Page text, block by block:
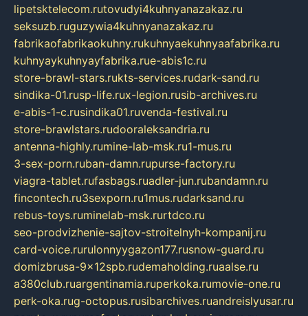
lipetsktelecom.rutovudyi4kuhnyanazakaz.ru
seksuzb.ruguzywia4kuhnyanazakaz.ru
fabrikaofabrikaokuhny.rukuhnyaekuhnyaafabrika.ru
kuhnyaykuhnyayfabrika.rue-abis1c.ru
store-brawl-stars.rukts-services.rudark-sand.ru
sindika-01.rusp-life.rux-legion.rusib-archives.ru
e-abis-1-c.rusindika01.ruvenda-festival.ru
store-brawlstars.rudooraleksandria.ru
antenna-highly.rumine-lab-msk.ru1-mus.ru
3-sex-porn.ruban-damn.rupurse-factory.ru
viagra-tablet.rufasbags.ruadler-jun.rubandamn.ru
fincontech.ru3sexporn.ru1mus.rudarksand.ru
rebus-toys.ruminelab-msk.rurtdco.ru
seo-prodvizhenie-sajtov-stroitelnyh-kompanij.ru
card-voice.rurulonnyygazon177.rusnow-guard.ru
domizbrusa-9x12spb.rudemaholding.ruaalse.ru
a380club.ruargentinamia.ruperkoka.rumovie-one.ru
perk-oka.rug-octopus.rusibarchives.ruandreislyusar.ru